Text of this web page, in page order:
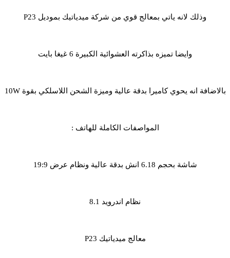
وذلك لانه ياتي بمعالج قوي من شركة ميدياتيك بموديل P23
وايضا تميزه بذاكرته العشوائية الكبيرة 6 غيغا بايت
بالاضافة انه يحوي كاميرا بدقة عالية وميزة الشحن اللاسلكي بقوة 10W
المواصفات الكاملة للهاتف :
شاشة بحجم 6.18 انش بدقة عالية ونظام عرض 19:9
نظام اندرويد 8.1
معالج ميدياتيك P23